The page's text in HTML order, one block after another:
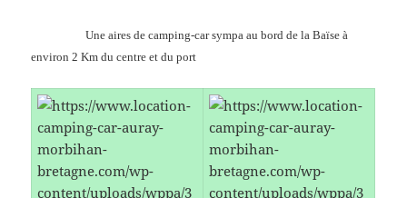
Une aires de camping-car sympa au bord de la Baïse à
environ 2 Km du centre et du port